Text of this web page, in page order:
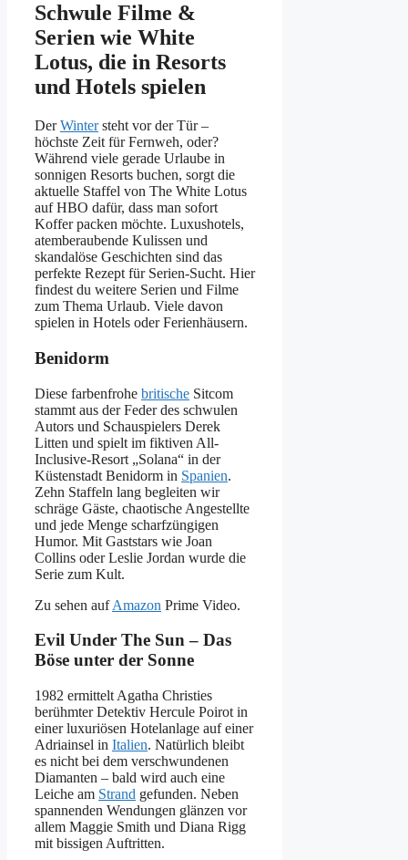
Schwule Filme &
Serien wie White
Lotus, die in Resorts
und Hotels spielen
DerWintersteht vor der Tür –
höchste Zeit für Fernweh, oder?
Während viele gerade Urlaube in
sonnigen Resorts buchen, sorgt die
aktuelle Staffel von The White Lotus
auf HBO dafür, dass man sofort
Koffer packen möchte. Luxushotels,
atemberaubende Kulissen und
skandalöse Geschichten sind das
perfekte Rezept für Serien-Sucht. Hier
findest du weitere Serien und Filme
zum Thema Urlaub. Viele davon
spielen in Hotels oder Ferienhäusern.
Benidorm
Diese farbenfrohe britische Sitcom
stammt aus der Feder des schwulen
Autors und Schauspielers Derek
Litten und spielt im fiktiven All-
Inclusive-Resort „Solana“ in der
Küstenstadt Benidorm in Spanien.
Zehn Staffeln lang begleiten wir
schräge Gäste, chaotische Angestellte
und jede Menge scharfzüngigen
Humor. Mit Gaststars wie Joan
Collins oder Leslie Jordan wurde die
Serie zum Kult.
Zu sehen aufAmazon Prime Video.
Evil Under The Sun – Das
Böse unter der Sonne
1982 ermittelt Agatha Christies
berühmter Detektiv Hercule Poirot in
einer luxuriösen Hotelanlage auf einer
Adriainsel in Italien. Natürlich bleibt
es nicht bei dem verschwundenen
Diamanten – bald wird auch eine
Leiche am Strand gefunden. Neben
spannenden Wendungen glänzen vor
allem Maggie Smith und Diana Rigg
mit bissigen Auftritten.